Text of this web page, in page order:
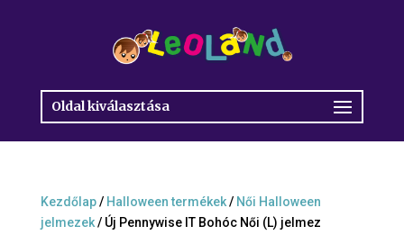
Oldal kiválasztása
Kezdőlap/ Halloween termékek/ Női Halloween
jelmezek/ Új Pennywise IT Bohóc Női (L) jelmez